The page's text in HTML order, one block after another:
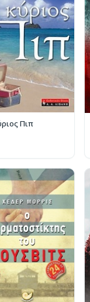
Πιπ